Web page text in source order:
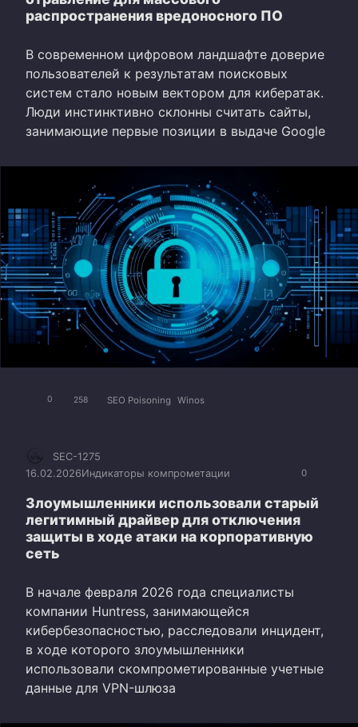
распространения вредоносного ПО
В современном цифровом ландшафте доверие
пользователей к результатам поисковых
систем стало новым вектором для кибератак.
Люди инстинктивно склонны считать сайты,
занимающие первые позиции в выдаче Google
0 258 SEO Poisoning Winos
0
SEC-1275
16.02.2026Индикаторы компрометации
Злоумышленники использовали старый
легитимный драйвер для отключения
защиты в ходе атаки на корпоративную
сеть
В начале февраля 2026 года специалисты
компании Huntress, занимающейся
кибербезопасностью, расследовали инцидент,
в ходе которого злоумышленники
использовали скомпрометированные учетные
данные для VPN-шлюза